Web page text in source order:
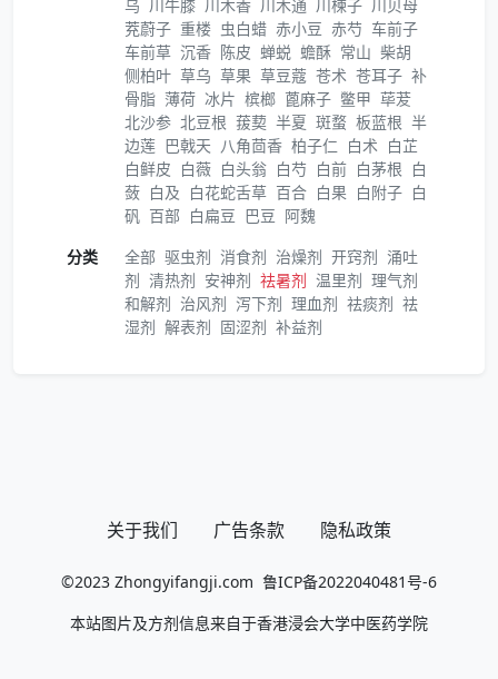
乌 川牛膝 川木香 川木通 川楝子 川贝母
茺蔚子 重楼 虫白蜡 赤小豆 赤芍 车前子
车前草 沉香 陈皮 蝉蜕 蟾酥 常山 柴胡
侧柏叶 草乌 草果 草豆蔻 苍术 苍耳子 补
骨脂 薄荷 冰片 槟榔 蓖麻子 鳖甲 荜茇
北沙参 北豆根 菝葜 半夏 斑蝥 板蓝根 半
边莲 巴戟天 八角茴香 柏子仁 白术 白芷
白鲜皮 白薇 白头翁 白芍 白前 白茅根 白
蔹 白及 白花蛇舌草 百合 白果 白附子 白
矾 百部 白扁豆 巴豆 阿魏
分类
全部 驱虫剂 消食剂 治燥剂 开窍剂 涌吐
剂 清热剂 安神剂 祛暑剂 温里剂 理气剂
和解剂 治风剂 泻下剂 理血剂 祛痰剂 祛
湿剂 解表剂 固涩剂 补益剂
关于我们 广告条款 隐私政策
©2023 Zhongyifangji.com 鲁ICP备2022040481号-6
本站图片及方剂信息来自于香港浸会大学中医药学院